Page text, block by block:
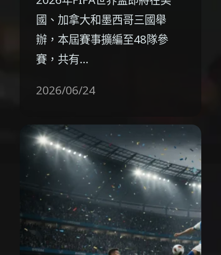
國、加拿大和墨西哥三國舉
辦，本屆賽事擴編至48隊參
賽，共有…
2026/06/24